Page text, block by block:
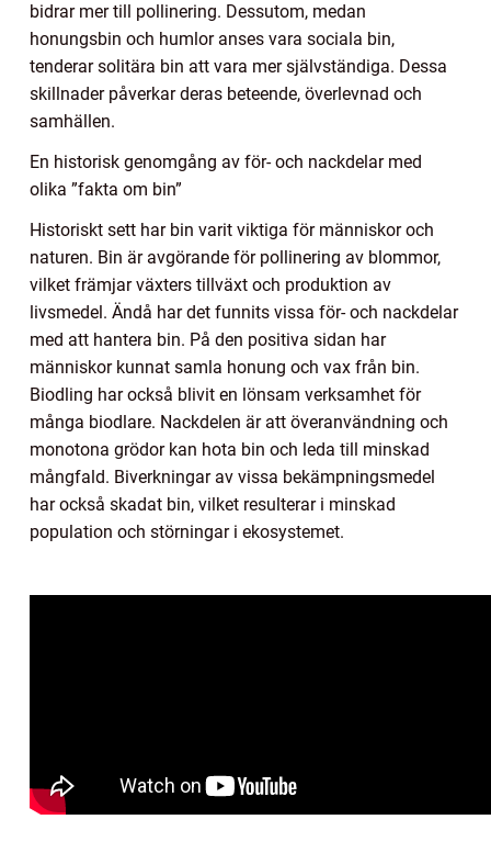
bidrar mer till pollinering. Dessutom, medan
honungsbin och humlor anses vara sociala bin,
tenderar solitära bin att vara mer självständiga. Dessa
skillnader påverkar deras beteende, överlevnad och
samhällen.
En historisk genomgång av för- och nackdelar med
olika ”fakta om bin”
Historiskt sett har bin varit viktiga för människor och
naturen. Bin är avgörande för pollinering av blommor,
vilket främjar växters tillväxt och produktion av
livsmedel. Ändå har det funnits vissa för- och nackdelar
med att hantera bin. På den positiva sidan har
människor kunnat samla honung och vax från bin.
Biodling har också blivit en lönsam verksamhet för
många biodlare. Nackdelen är att överanvändning och
monotona grödor kan hota bin och leda till minskad
mångfald. Biverkningar av vissa bekämpningsmedel
har också skadat bin, vilket resulterar i minskad
population och störningar i ekosystemet.